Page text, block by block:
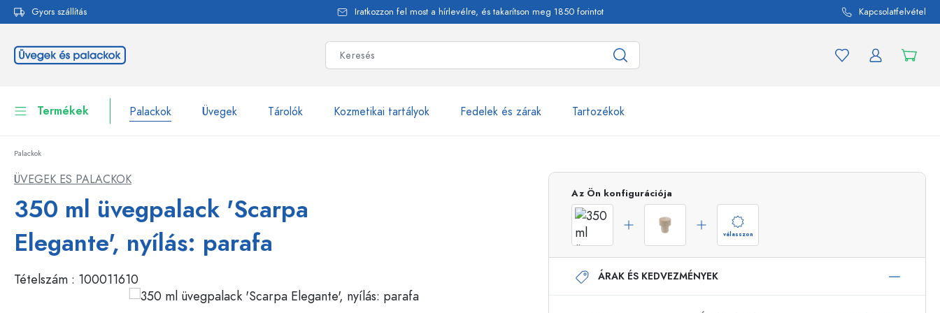
Ugrás a fő navigációhoz
Gyors szállítás Iratkozzon fel most a hírlevélre, és takarítson meg 1850 forintot Kapcsolatfelvétel
Termékek Palackok Üvegek Tárolók Kozmetikai tartályok Fedelek és zárak Tartozékok
Üvegek
Edények
Kozmetikai tartályok
Palackok márka szerint
WECK-palackok
Csatos üvegpalackok
Szórópalackok
Airless adagolók
Roll-on palackok
A befőttes üvegekhez
Vásároljon most
Vásároljon most
Palackok
ÜVEGEK ES PALACKOK
350 ml üvegpalack 'Scarpa
Elegante', nyílás: parafa
Tételszám : 100011610
Az Ön konfigurációja
válasszon
ÁRAK ÉS KEDVEZMÉNYEK